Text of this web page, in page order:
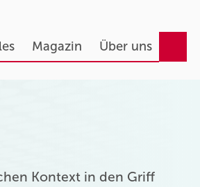
Magazin Über uns
Kontext in den Griff